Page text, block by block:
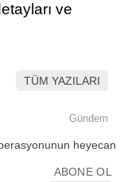
ve
TÜM YAZILARI
Gündem
ABONE OL